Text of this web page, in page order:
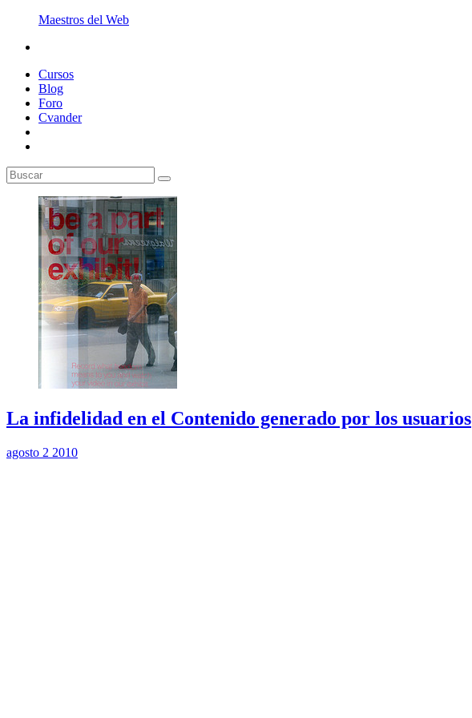
Maestros del Web
Cursos
Blog
Foro
Cvander
La infidelidad en el Contenido generado por los usuarios
agosto 2 2010